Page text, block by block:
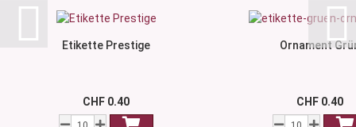
Etikette Prestige
CHF 0.40
Ornament
CHF 0.40